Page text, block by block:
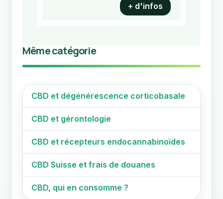
+ d'infos
Même catégorie
CBD et dégénérescence corticobasale
CBD et gérontologie
CBD et récepteurs endocannabinoïdes
CBD Suisse et frais de douanes
CBD, qui en consomme ?